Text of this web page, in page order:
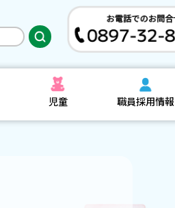
児童 職員採用情報